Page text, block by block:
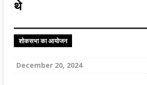
थे
शोकसभा का आयोजन
December 20, 2024